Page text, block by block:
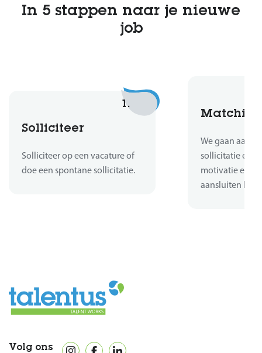
In 5 stappen naar je nieuwe
job
1.
Solliciteer
Solliciteer op een vacature of
doe een spontane sollicitatie.
We gaan aan
sollicitatie en
motivatie en
aansluiten bij
Volg ons